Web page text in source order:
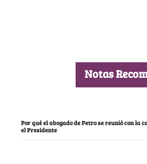
Notas
Por qué el abogado de Petro se reunió con la
el Presidente